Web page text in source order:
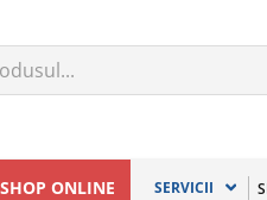
SHOP ONLINE SERVICII